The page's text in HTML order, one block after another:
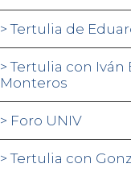
Tertulia de
Tertulia con Iván
Monteros
Foro UNIV
Tertulia con